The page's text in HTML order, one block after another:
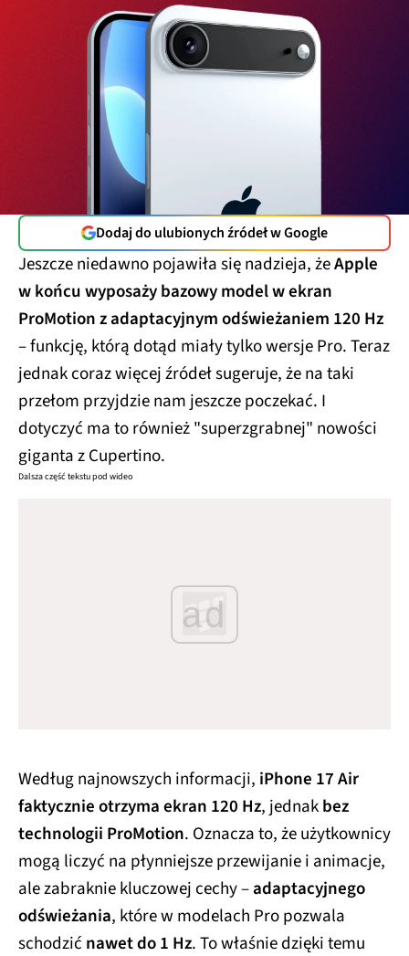
Dodaj do ulubionych źródeł w Google
Jeszcze niedawno pojawiła się nadzieja, żeApple
w końcu wyposaży bazowy model w ekran
ProMotion z adaptacyjnym odświeżaniem 120 Hz
– funkcję, którą dotąd miały tylko wersje Pro. Teraz
jednak coraz więcej źródeł sugeruje, że na taki
przełom przyjdzie nam jeszcze poczekać. I
dotyczyć ma to również "superzgrabnej" nowości
giganta z Cupertino.
Dalsza część tekstu pod wideo
ad
Według najnowszych informacji, iPhone 17 Air
faktycznie otrzyma ekran 120 Hz, jednakbez
technologii ProMotion. Oznacza to, że użytkownicy
mogą liczyć na płynniejsze przewijanie i animacje,
ale zabraknie kluczowej cechy –adaptacyjnego
odświeżania, które w modelach Pro pozwala
schodzić nawet do 1 Hz. To właśnie dzięki temu